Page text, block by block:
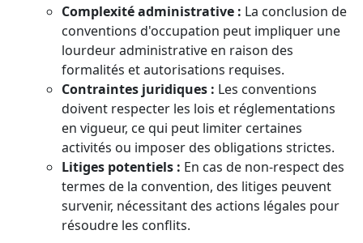
Complexité administrative : La conclusion de
conventions d'occupation peut impliquer une
lourdeur administrative en raison des
formalités et autorisations requises.
Contraintes juridiques : Les conventions
doivent respecter les lois et réglementations
en vigueur, ce qui peut limiter certaines
activités ou imposer des obligations strictes.
Litiges potentiels : En cas de non-respect des
termes de la convention, des litiges peuvent
survenir, nécessitant des actions légales pour
résoudre les conflits.